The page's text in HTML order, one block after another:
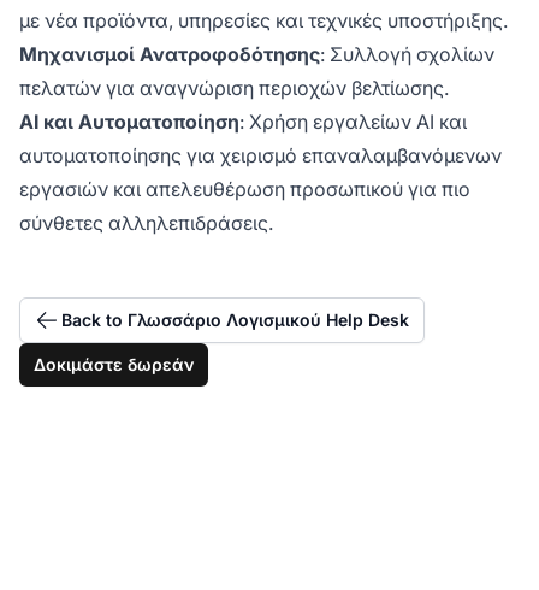
με νέα προϊόντα, υπηρεσίες και τεχνικές υποστήριξης.
Μηχανισμοί Ανατροφοδότησης: Συλλογή σχολίων
πελατών για αναγνώριση περιοχών βελτίωσης.
AI και Αυτοματοποίηση: Χρήση εργαλείων AI και
αυτοματοποίησης για χειρισμό επαναλαμβανόμενων
εργασιών και απελευθέρωση προσωπικού για πιο
σύνθετες αλληλεπιδράσεις.
Back to Γλωσσάριο Λογισμικού Help Desk
Δοκιμάστε δωρεάν